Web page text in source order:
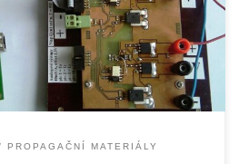
PROPAGAČNÍ MATERIÁLY